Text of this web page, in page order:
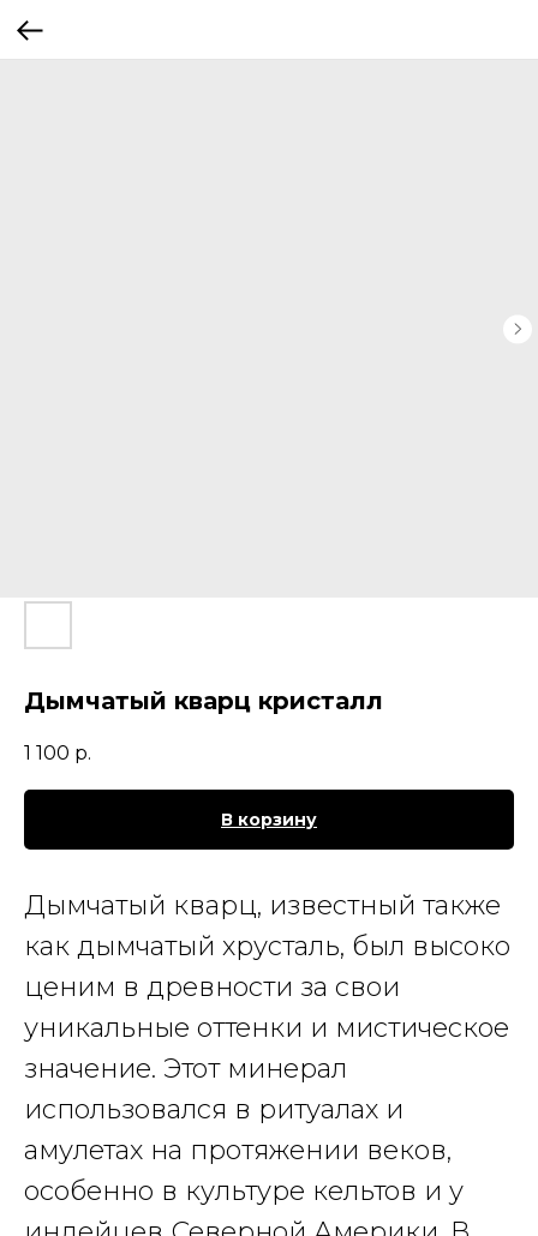
Дымчатый кварц кристалл
1 100 р.
В корзину
Дымчатый кварц, известный также
как дымчатый хрусталь, был высоко
ценим в древности за свои
уникальные оттенки и мистическое
значение. Этот минерал
использовался в ритуалах и
амулетах на протяжении веков,
особенно в культуре кельтов и у